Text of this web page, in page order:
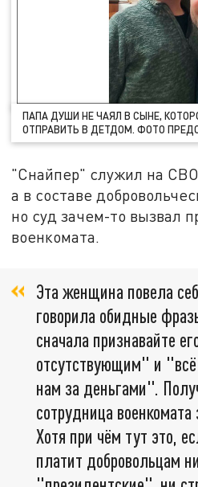
ПАПА ДУШИ НЕ ЧАЯЛ В СЫНЕ,
ОТПРАВИТЬ В ДЕТДОМ. ФОТО
"Снайпер" служил на
а в составе
но суд зачем-то вызвал
военкомата.
Эта женщина повела
говорила обидные
сначала признавайте
отсутствующим" и "всё
нам за деньгами".
сотрудница
Хотя при чём тут это,
платит добровольцам ни